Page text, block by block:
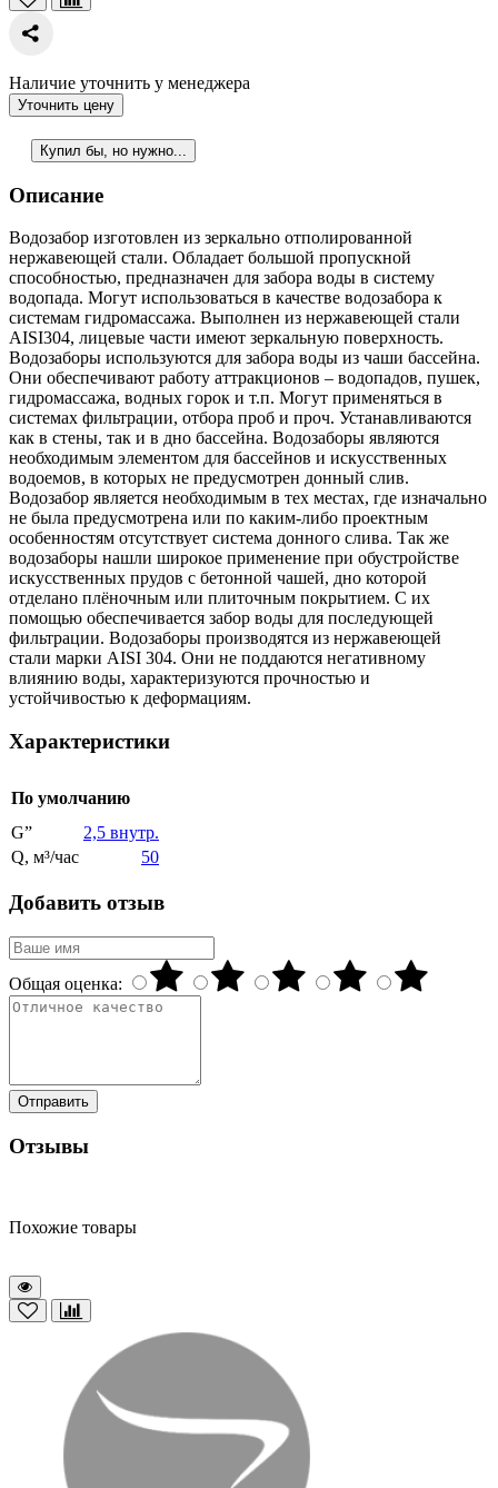
Наличие уточнить у менеджера
Уточнить цену
Купил бы, но нужно...
Описание
Водозабор изготовлен из зеркально отполированной
нержавеющей стали. Обладает большой пропускной
способностью, предназначен для забора воды в систему
водопада. Могут использоваться в качестве водозабора к
системам гидромассажа. Выполнен из нержавеющей стали
AISI304, лицевые части имеют зеркальную поверхность.
Водозаборы используются для забора воды из чаши бассейна.
Они обеспечивают работу аттракционов – водопадов, пушек,
гидромассажа, водных горок и т.п. Могут применяться в
системах фильтрации, отбора проб и проч. Устанавливаются
как в стены, так и в дно бассейна. Водозаборы являются
необходимым элементом для бассейнов и искусственных
водоемов, в которых не предусмотрен донный слив.
Водозабор является необходимым в тех местах, где изначально
не была предусмотрена или по каким-либо проектным
особенностям отсутствует система донного слива. Так же
водозаборы нашли широкое применение при обустройстве
искусственных прудов с бетонной чашей, дно которой
отделано плёночным или плиточным покрытием. С их
помощью обеспечивается забор воды для последующей
фильтрации. Водозаборы производятся из нержавеющей
стали марки AISI 304. Они не поддаются негативному
влиянию воды, характеризуются прочностью и
устойчивостью к деформациям.
Характеристики
По умолчанию
G”
2,5 внутр.
Q, м³/час
50
Добавить отзыв
Общая оценка:
Отправить
Отзывы
Похожие товары